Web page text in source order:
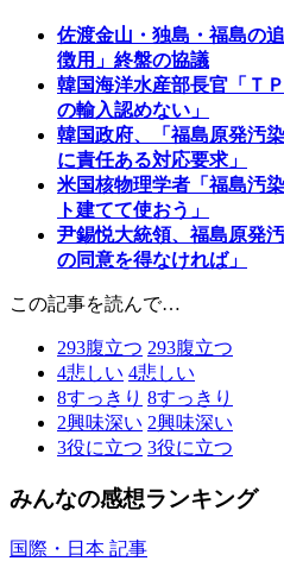
佐渡金山・独島・福島の
徴用」終盤の協議
韓国海洋水産部長官「Ｔ
の輸入認めない」
韓国政府、「福島原発汚
に責任ある対応要求」
米国核物理学者「福島汚
ト建てて使おう」
尹錫悦大統領、福島原発
の同意を得なければ」
この記事を読んで…
293腹立つ 293腹立つ
4悲しい 4悲しい
8すっきり 8すっきり
2興味深い 2興味深い
3役に立つ 3役に立つ
みんなの感想ランキング
国際・日本 記事